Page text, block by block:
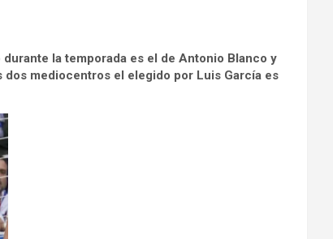
la temporada es el de Antonio Blanco y
dos mediocentros el elegido por Luis García es